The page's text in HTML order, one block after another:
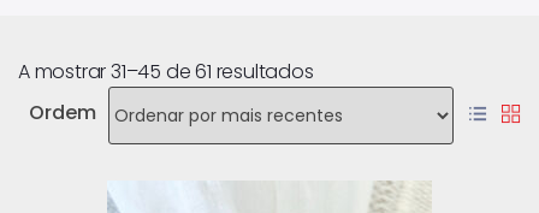
A mostrar 31–45 de 61 resultados
Ordem